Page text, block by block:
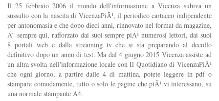
Il 25 febbraio 2006 il mondo dell'informazione a Vicenza subiva un
sussulto con la nascita di VicenzaPiÃ¹, il periodico cartaceo indipendente
per antonomasia e che dopo dieci anni, rinnovato nel format da magazine,
Ã¨ sempre qui, rafforzato dai suoi sempre piÃ¹ numerosi lettori, dai suoi
8 portali web e dalla streaming tv che si sta preparando al decollo
definitivo dopo un anno di test. Ma dal 4 giugno 2015 Vicenza assiste ad
un altra svolta nell'informazione locale con Il Quotidiano di VicenzaPiÃ¹
che ogni giorno, a partire dalle 4 di mattina, potete leggere in pdf o
stampare comodamente, tutto o solo le pagine che piÃ¹ vi interessano, su
una normale stampante A4.